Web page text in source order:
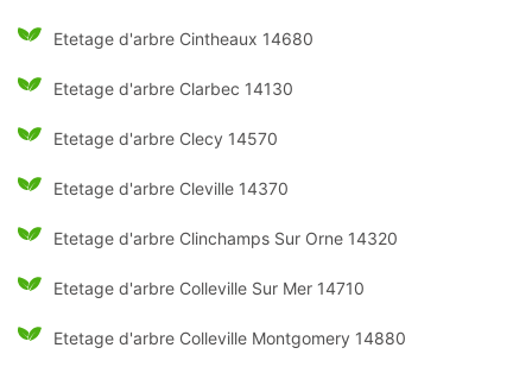
Etetage d'arbre Cintheaux 14680
Etetage d'arbre Clarbec 14130
Etetage d'arbre Clecy 14570
Etetage d'arbre Cleville 14370
Etetage d'arbre Clinchamps Sur Orne 14320
Etetage d'arbre Colleville Sur Mer 14710
Etetage d'arbre Colleville Montgomery 14880